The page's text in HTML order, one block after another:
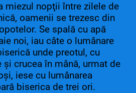
miezul nopţii între zilele de
oamenii se trezesc din
Se spală cu apă
noi, iau câte o lumânare
unde preotul, cu
şi crucea în mână, urmat de
iese cu lumânarea
biserica de trei ori.